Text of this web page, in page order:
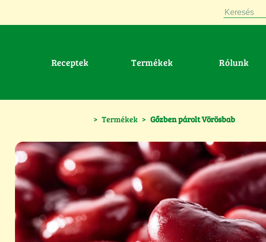
Keresés
Receptek Termékek Rólunk
> Termékek > Gőzben párolt Vörösbab